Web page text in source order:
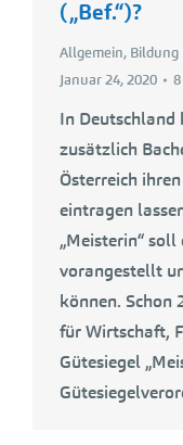
(„Bef.“)?
Allgemein, Bildung
Januar 24, 2020
In Deutschland
zusätzlich
Österreich
eintragen
„Meisterin“
vorangestellt
können. Schon
für Wirtschaft,
Gütesiegel